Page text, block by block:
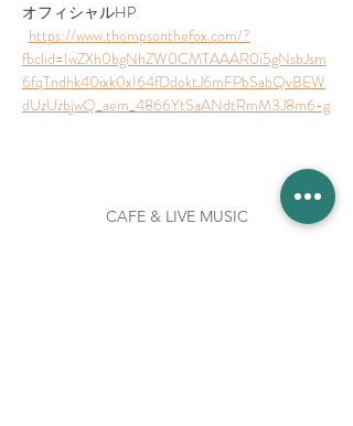
オフィシャルHP
https://www.thompsonthefox.com/?
fbclid=IwZXh0bgNhZW0CMTAAAR0i5gNsbJsm
6fqTndhk40ixk0xI64fDdoktJ6mFPbSabQvBEW
dUzUzbjwQ_aem_4866YtSaANdtRmM3J8m6-g
CAFE & LIVE MUSIC